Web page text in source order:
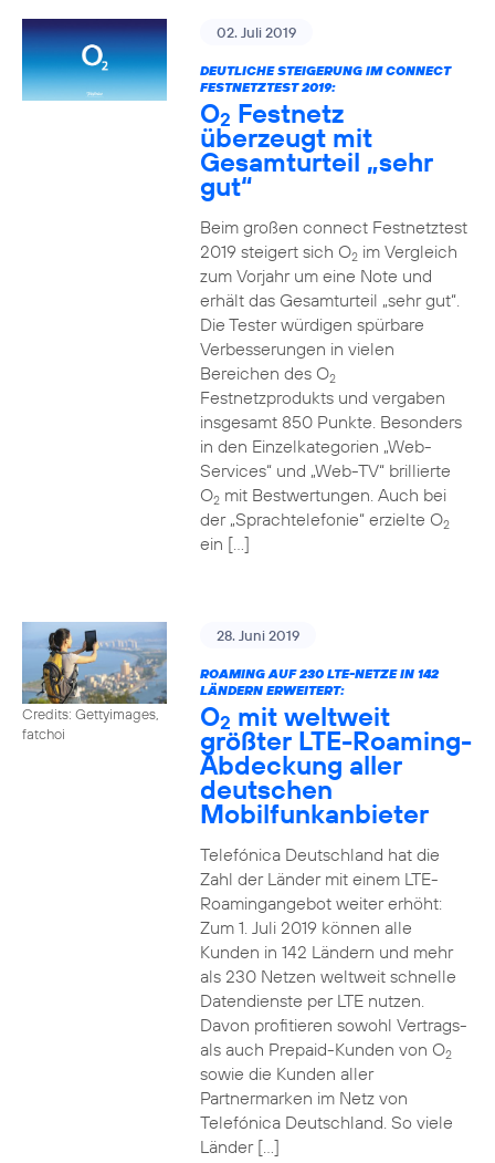
02. Juli 2019
DEUTLICHE STEIGERUNG IM CONNECT
FESTNETZTEST 2019:
O2 Festnetz
überzeugt mit
Gesamturteil „sehr
gut“
Beim großen connect Festnetztest
2019 steigert sich O2im Vergleich
zum Vorjahr um eine Note und
erhält das Gesamturteil „sehr gut“.
Die Tester würdigen spürbare
Verbesserungen in vielen
Bereichen des O2
Festnetzprodukts und vergaben
insgesamt 850 Punkte. Besonders
in den Einzelkategorien „Web-
Services“ und „Web-TV“ brillierte
O2mit Bestwertungen. Auch bei
der „Sprachtelefonie“ erzielte O2
ein […]
Credits: Gettyimages,
fatchoi
28. Juni 2019
ROAMING AUF 230 LTE-NETZE IN 142
LÄNDERN ERWEITERT:
O2 mit weltweit
größter LTE-Roaming-
Abdeckung aller
deutschen
Mobilfunkanbieter
Telefónica Deutschland hat die
Zahl der Länder mit einem LTE-
Roamingangebot weiter erhöht:
Zum 1. Juli 2019 können alle
Kunden in 142 Ländern und mehr
als 230 Netzen weltweit schnelle
Datendienste per LTE nutzen.
Davon profitieren sowohl Vertrags-
als auch Prepaid-Kunden von O2
sowie die Kunden aller
Partnermarken im Netz von
Telefónica Deutschland. So viele
Länder […]